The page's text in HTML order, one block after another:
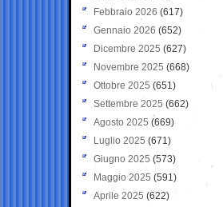
Febbraio 2026 (617)
Gennaio 2026 (652)
Dicembre 2025 (627)
Novembre 2025 (668)
Ottobre 2025 (651)
Settembre 2025 (662)
Agosto 2025 (669)
Luglio 2025 (671)
Giugno 2025 (573)
Maggio 2025 (591)
Aprile 2025 (622)